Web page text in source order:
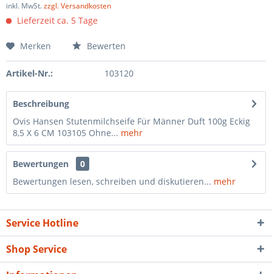
inkl. MwSt.zzgl. Versandkosten
Lieferzeit ca. 5 Tage
Merken Bewerten
Artikel-Nr.: 103120
Beschreibung
Ovis Hansen Stutenmilchseife Für Männer Duft 100g Eckig
8,5 X 6 CM 103105 Ohne... mehr
Bewertungen
0
Bewertungen lesen, schreiben und diskutieren... mehr
Service Hotline
Shop Service